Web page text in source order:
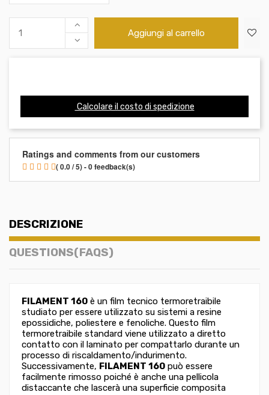
Aggiungi al carrello
Calcolare il costo di spedizione
Ratings and comments from our customers
( 0.0 / 5) - 0 feedback(s)
DESCRIZIONE
QUESTIONS(FAQS)
FILAMENT 160 è un film tecnico termoretraibile
studiato per essere utilizzato su sistemi a resine
epossidiche, poliestere e fenoliche. Questo film
termoretraibile standard viene utilizzato a diretto
contatto con il laminato per compattarlo durante un
processo di riscaldamento/indurimento.
Successivamente, FILAMENT 160 può essere
facilmente rimosso poiché è anche una pellicola
distaccante che lascerà una superficie composita